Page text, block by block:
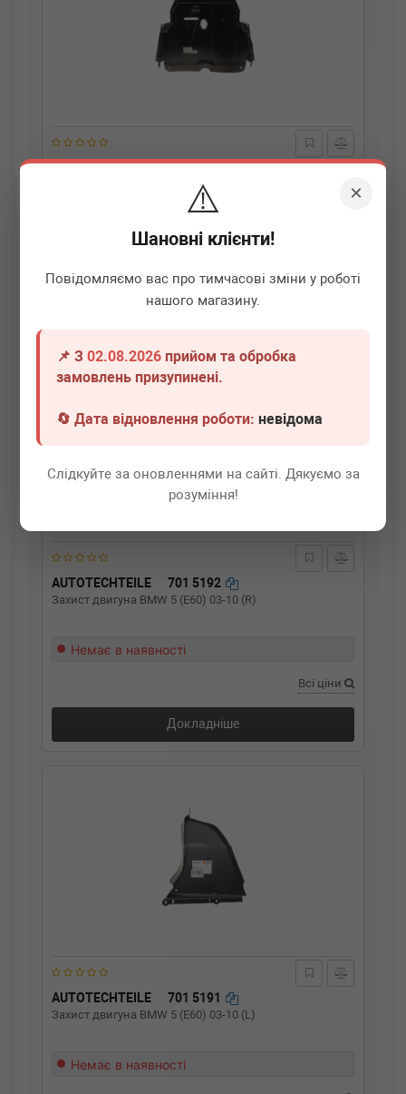
×
⚠️
Шановні клієнти!
Повідомляємо вас про тимчасові зміни у роботі
нашого магазину.
📌 З02.08.2026 прийом та обробка
замовлень призупинені.
🔄 Дата відновлення роботи:невідома
Слідкуйте за оновленнями на сайті. Дякуємо за
розуміння!
AUTOTECHTEILE 505 2000
Захист двигуна Renault Espace V/Megane IV/Scenic IV
Немає в наявності
Докладніше
AUTOTECHTEILE 701 5192
Захист двигуна BMW 5 (E60) 03-10 (R)
Немає в наявності
Всі ціни
Докладніше
AUTOTECHTEILE 701 5191
Захист двигуна BMW 5 (E60) 03-10 (L)
Немає в наявності